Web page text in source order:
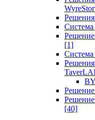
Решение
[1]
[40]